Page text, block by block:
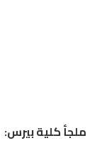
ملجأ كلية بيرس: